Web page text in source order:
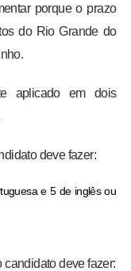
porque o prazo
do Rio Grande do
aplicado em dois
deve fazer:
e 5 de inglês ou
candidato deve fazer: